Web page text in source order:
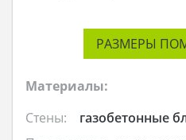
РАЗМЕРЫ
Материалы:
Стены:
газобетонные